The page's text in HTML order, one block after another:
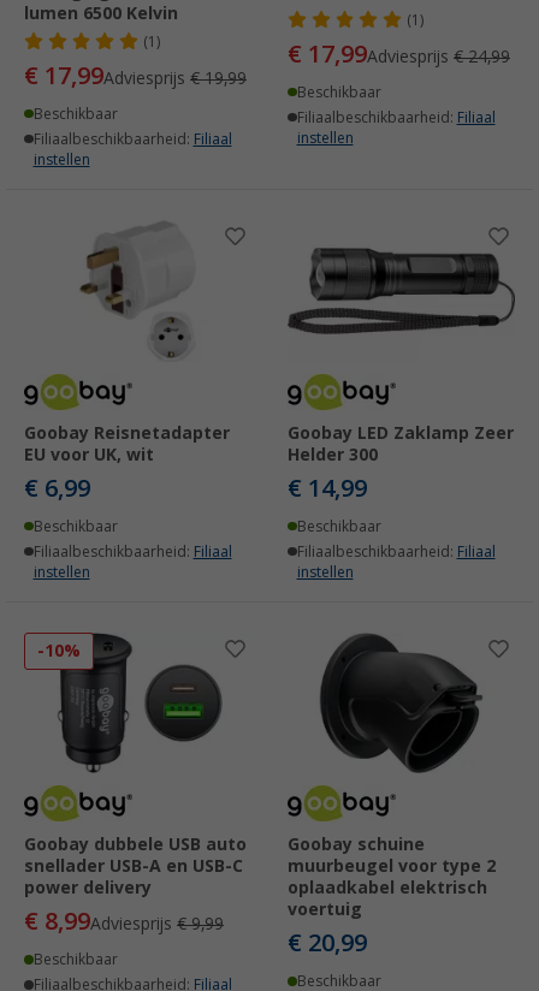
lumen 6500 Kelvin
(1)
€ 17,99Adviesprijs € 19,99
Beschikbaar
Filiaalbeschikbaarheid: Filiaal
instellen
(1)
€ 17,99Adviesprijs € 24,99
Beschikbaar
Filiaalbeschikbaarheid: Filiaal
instellen
Goobay Reisnetadapter
EU voor UK, wit
€ 6,99
Beschikbaar
Filiaalbeschikbaarheid: Filiaal
instellen
Goobay LED Zaklamp Zeer
Helder 300
€ 14,99
Beschikbaar
Filiaalbeschikbaarheid: Filiaal
instellen
-10%
Goobay dubbele USB auto
snellader USB-A en USB-C
power delivery
€ 8,99Adviesprijs € 9,99
Beschikbaar
Filiaalbeschikbaarheid: Filiaal
Goobay schuine
muurbeugel voor type 2
oplaadkabel elektrisch
voertuig
€ 20,99
Beschikbaar